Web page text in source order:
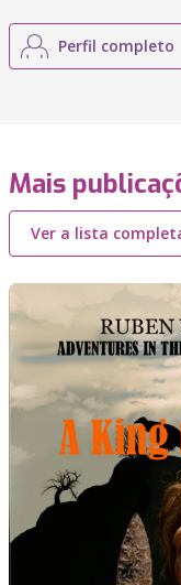
Perfil completo
Mais
Ver a lista